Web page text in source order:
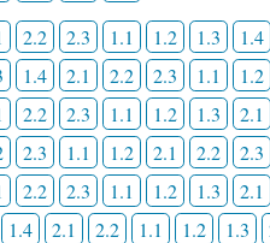
2.2 2.3 1.1 1.2 1.3 1.4
1.4 2.1 2.2 2.3 1.1 1.2
2.2 2.3 1.1 1.2 1.3 2.1
2.3 1.1 1.2 2.1 2.2 2.3
2.2 2.3 1.1 1.2 1.3 2.1
1.4 2.1 2.2 1.1 1.2 1.3